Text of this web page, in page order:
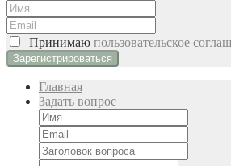
Принимаю пользовательское
Главная
Задать вопрос